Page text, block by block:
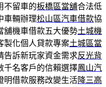
不留車的板橋區當舖合法低
車輛辦理松山區汽車借款協
舖機車借款五大優勢土城機
製化個人貸款專案土城區當
告訴新玩家資金需求反光背
千名客戶的信賴選擇鳳山汽
明借款服務改變生活降三高